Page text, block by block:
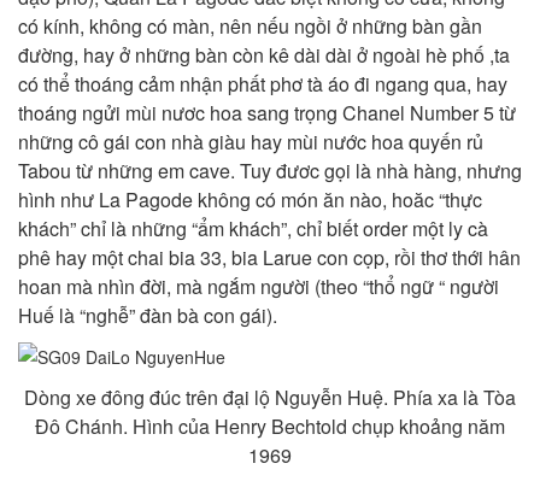
có kính, không có màn, nên nếu ngồi ở những bàn gần
đường, hay ở những bàn còn kê dài dài ở ngoài hè phố ,ta
có thể thoáng cảm nhận phất phơ tà áo đi ngang qua, hay
thoáng ngửi mùi nươc hoa sang trọng Chanel Number 5 từ
những cô gái con nhà giàu hay mùi nước hoa quyến rủ
Tabou từ những em cave. Tuy đươc gọi là nhà hàng, nhưng
hình như La Pagode không có món ăn nào, hoăc “thực
khách” chỉ là những “ẩm khách”, chỉ biết order một ly cà
phê hay một chai bia 33, bia Larue con cọp, rồi thơ thới hân
hoan mà nhìn đời, mà ngắm người (theo “thổ ngữ “ người
Huế là “nghễ” đàn bà con gái).
Dòng xe đông đúc trên đại lộ Nguyễn Huệ. Phía xa là Tòa
Đô Chánh. Hình của Henry Bechtold chụp khoảng năm
1969